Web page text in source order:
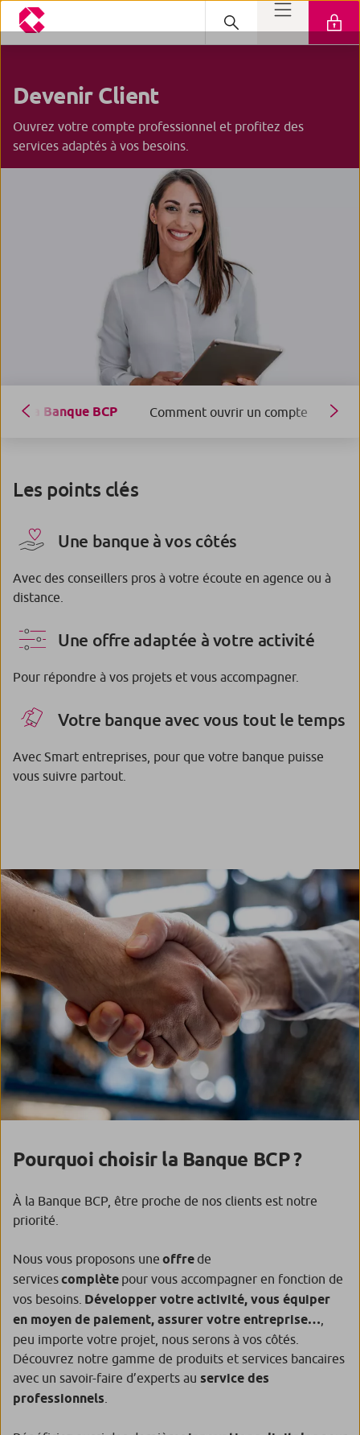
Devenir Client
Ouvrez votre compte professionnel et profitez des
services adaptés à vos besoins.
La Banque BCP Comment ouvrir un compte
Les points clés
Une banque à vos côtés
Avec des conseillers pros à votre écoute en agence ou à
distance.
Une offre adaptée à votre activité
Pour répondre à vos projets et vous accompagner.
Votre banque avec vous tout le temps
Avec Smart entreprises, pour que votre banque puisse
vous suivre partout.
Pourquoi choisir la Banque BCP ?
À la Banque BCP, être proche de nos clients est notre
priorité.
Nous vous proposons une offre de
servicescomplète pour vous accompagner en fonction de
vos besoins. Développer votre activité, vous équiper
en moyen de paiement, assurer votre entreprise…
peu importe votre projet, nous serons à vos côtés.
Découvrez notre gamme de produits et services bancaires
avec un savoir-faire d’experts au service des
professionnels